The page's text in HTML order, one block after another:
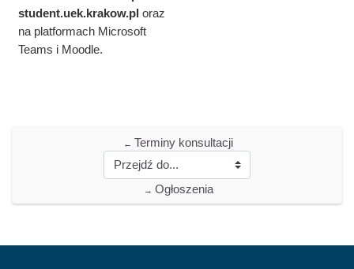
student.uek.krakow.pl oraz
na platformach Microsoft
Teams i Moodle.
← Terminy konsultacji
→ Ogłoszenia